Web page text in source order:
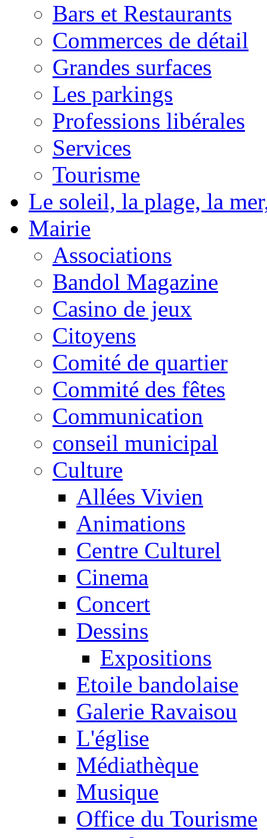
Bars et Restaurants
Commerces de détail
Grandes surfaces
Les parkings
Professions libérales
Services
Tourisme
Le soleil, la plage, la
Mairie
Associations
Bandol Magazine
Casino de jeux
Citoyens
Comité de quartier
Commité des fêtes
Communication
conseil municipal
Culture
Allées Vivien
Animations
Centre Culturel
Cinema
Concert
Dessins
Expositions
Etoile bandolaise
Galerie Ravaisou
L'église
Médiathèque
Musique
Office du Tourisme